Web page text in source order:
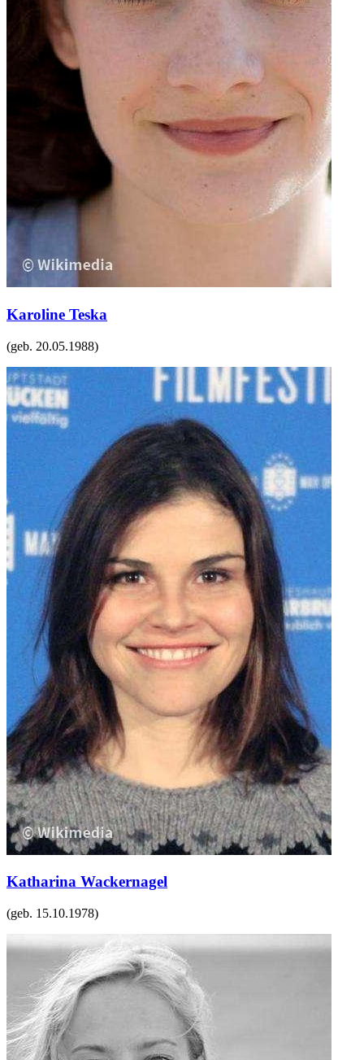
Karoline Teska
(geb. 20.05.1988)
Katharina Wackernagel
(geb. 15.10.1978)